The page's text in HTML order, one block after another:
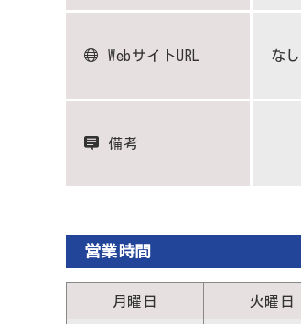
WebサイトURL なし
備考
営業時間
月曜日 火曜日